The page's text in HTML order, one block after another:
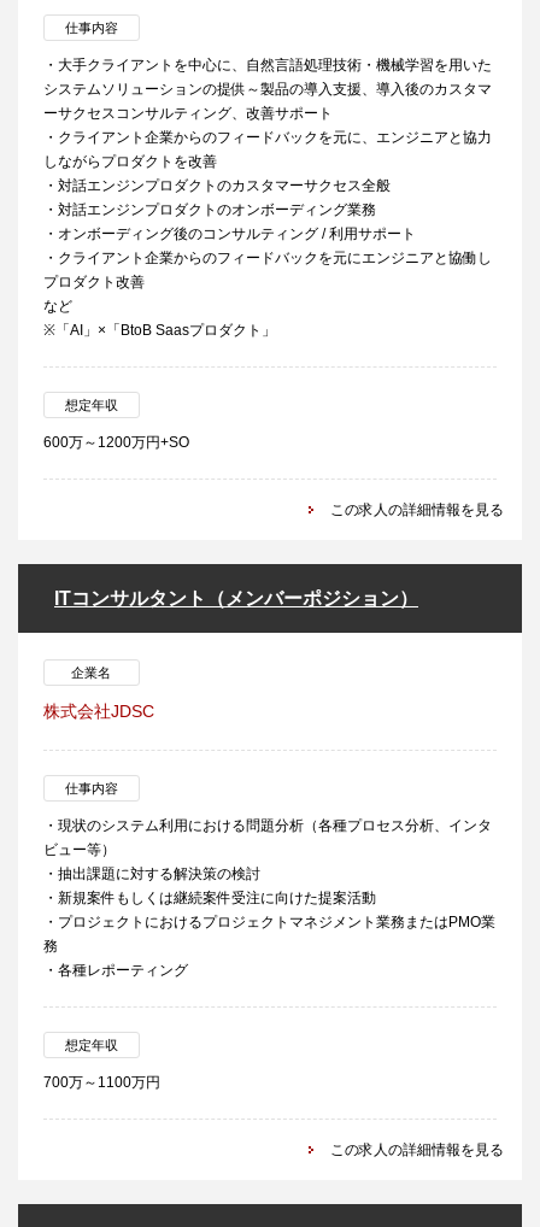
仕事内容
・大手クライアントを中心に、自然言語処理技術・機械学習を用いた
システムソリューションの提供～製品の導入支援、導入後のカスタマ
ーサクセスコンサルティング、改善サポート
・クライアント企業からのフィードバックを元に、エンジニアと協力
しながらプロダクトを改善
・対話エンジンプロダクトのカスタマーサクセス全般
・対話エンジンプロダクトのオンボーディング業務
・オンボーディング後のコンサルティング / 利用サポート
・クライアント企業からのフィードバックを元にエンジニアと協働し
プロダクト改善
など
※「AI」×「BtoB Saasプロダクト」
想定年収
600万～1200万円+SO
この求人の詳細情報を見る
ITコンサルタント（メンバーポジション）
企業名
株式会社JDSC
仕事内容
・現状のシステム利用における問題分析（各種プロセス分析、インタ
ビュー等）
・抽出課題に対する解決策の検討
・新規案件もしくは継続案件受注に向けた提案活動
・プロジェクトにおけるプロジェクトマネジメント業務またはPMO業
務
・各種レポーティング
想定年収
700万～1100万円
この求人の詳細情報を見る